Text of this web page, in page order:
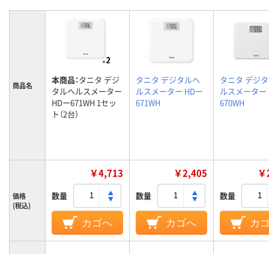
商品名 本商品：タニタ デジ
タルヘルスメーター
HDー671WH 1セッ
ト（2台）
タニタ デジタルヘ
ルスメーター HDー
671WH
タニタ デジ
ルスメーター
670WH
価格
(税込)
￥4,713
数量
カゴへ
￥2,405
数量
カゴへ
数量
カ